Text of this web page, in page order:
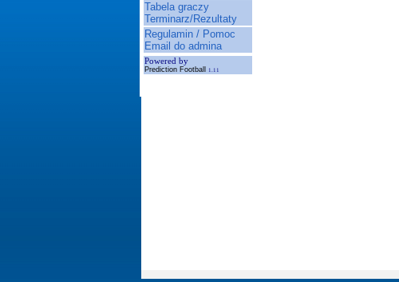
Tabela graczy
Terminarz/Rezultaty
Regulamin / Pomoc
Email do admina
Powered by
Prediction Football 1.11